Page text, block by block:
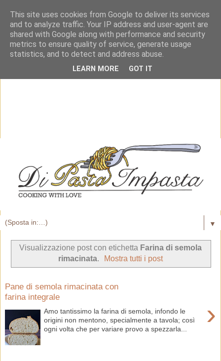
▼
Visualizzazione post con etichetta Farina di semola
rimacinata. Mostra tutti i post
Pane di semola rimacinata con
farina integrale
›
Amo tantissimo la farina di semola, infondo le
origini non mentono, specialmente a tavola; così
ogni volta che per variare provo a spezzarla...
This site uses cookies from Google to deliver its services
and to analyze traffic. Your IP address and user-agent are
shared with Google along with performance and security
metrics to ensure quality of service, generate usage
statistics, and to detect and address abuse.
LEARN MORE GOT IT